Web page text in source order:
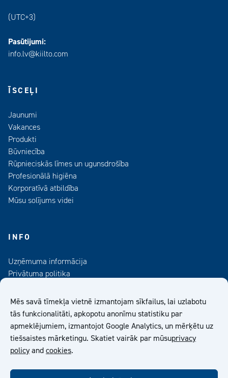
Mēs savā tīmekļa vietnē izmantojam sīkfailus, lai uzlabotu
tās funkcionalitāti, apkopotu anonīmu statistiku par
apmeklējumiem, izmantojot Google Analytics, un mērķētu uz
tiešsaistes mārketingu. Skatiet vairāk par mūsuprivacy
policyand cookies.
(UTC+3)
Pasūtijumi:
info.lv@kiilto.com
ĪSCEĻI
Jaunumi
Vakances
Produkti
Būvniecība
Rūpnieciskās līmes un ugunsdrošība
Profesionālā higiēna
Korporatīvā atbildība
Mūsu solījums videi
INFO
Uzņēmuma informācija
Privātuma politika
Medijiem
Abonējiet mūsu informatīvo izdevumu
Kiilto Latvija SIA Vispārīgie Pārdošanas Nosacījumi
youtube